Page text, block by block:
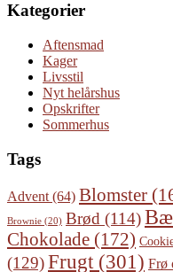
Kategorier
Aftensmad
Kager
Livsstil
Nyt helårshus
Opskrifter
Sommerhus
Tags
Advent (64) Blomster
Brownie (20) Brød (114)
Chokolade (172)
(129)Frugt(301) Frø